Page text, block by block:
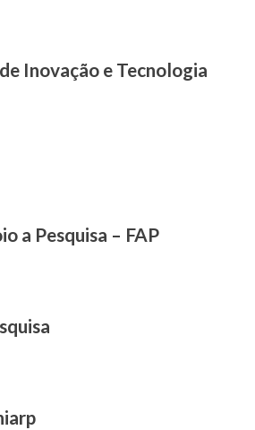
Inovação e Tecnologia
a Pesquisa – FAP